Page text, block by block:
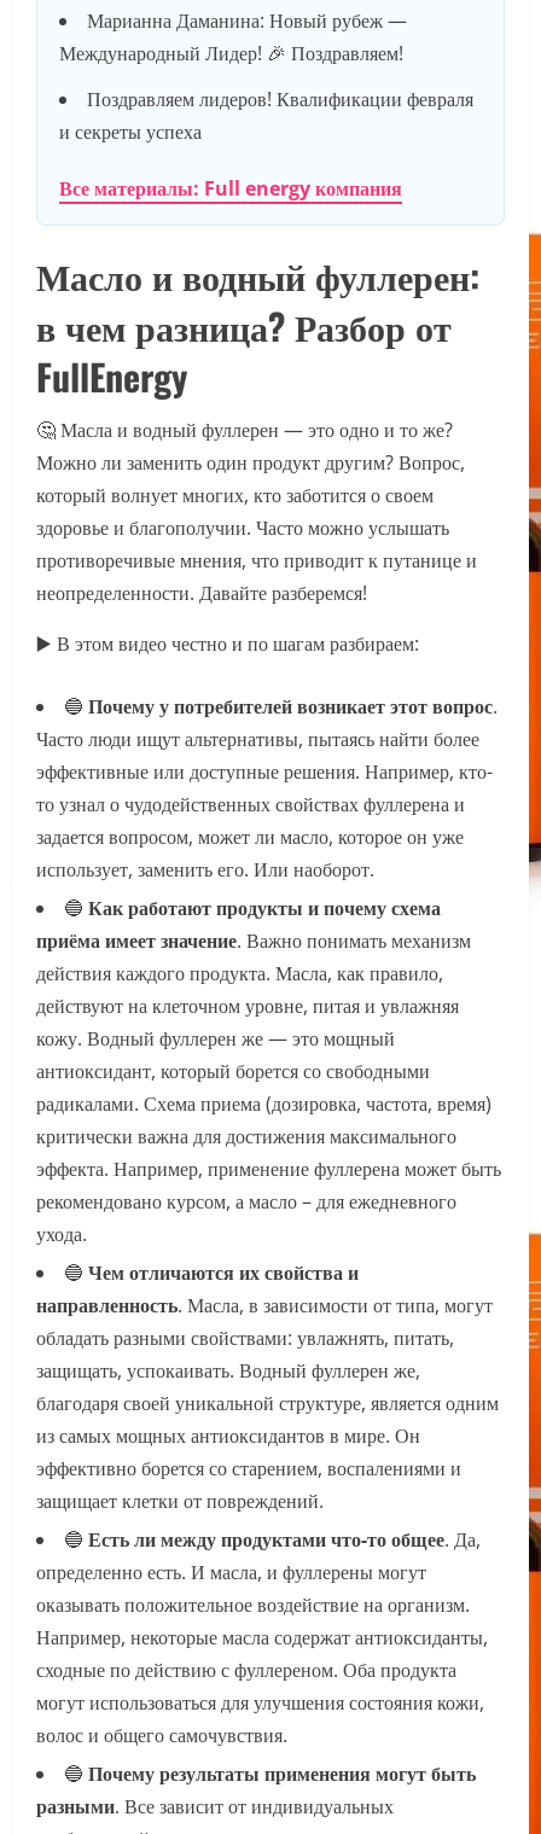
Марианна Даманина: Новый рубеж —
Международный Лидер! 🎉 Поздравляем!
Поздравляем лидеров! Квалификации февраля
и секреты успеха
Все материалы: Full energy компания
Масло и водный фуллерен:
в чем разница? Разбор от
FullEnergy
🤔 Масла и водный фуллерен — это одно и то же?
Можно ли заменить один продукт другим? Вопрос,
который волнует многих, кто заботится о своем
здоровье и благополучии. Часто можно услышать
противоречивые мнения, что приводит к путанице и
неопределенности. Давайте разберемся!
▶️ В этом видео честно и по шагам разбираем:
🔵 Почему у потребителей возникает этот вопрос.
Часто люди ищут альтернативы, пытаясь найти более
эффективные или доступные решения. Например, кто-
то узнал о чудодейственных свойствах фуллерена и
задается вопросом, может ли масло, которое он уже
использует, заменить его. Или наоборот.
🔵 Как работают продукты и почему схема
приёма имеет значение. Важно понимать механизм
действия каждого продукта. Масла, как правило,
действуют на клеточном уровне, питая и увлажняя
кожу. Водный фуллерен же — это мощный
антиоксидант, который борется со свободными
радикалами. Схема приема (дозировка, частота, время)
критически важна для достижения максимального
эффекта. Например, применение фуллерена может быть
рекомендовано курсом, а масло – для ежедневного
ухода.
🔵 Чем отличаются их свойства и
направленность. Масла, в зависимости от типа, могут
обладать разными свойствами: увлажнять, питать,
защищать, успокаивать. Водный фуллерен же,
благодаря своей уникальной структуре, является одним
из самых мощных антиоксидантов в мире. Он
эффективно борется со старением, воспалениями и
защищает клетки от повреждений.
🔵 Есть ли между продуктами что-то общее. Да,
определенно есть. И масла, и фуллерены могут
оказывать положительное воздействие на организм.
Например, некоторые масла содержат антиоксиданты,
сходные по действию с фуллереном. Оба продукта
могут использоваться для улучшения состояния кожи,
волос и общего самочувствия.
🔵 Почему результаты применения могут быть
разными. Все зависит от индивидуальных